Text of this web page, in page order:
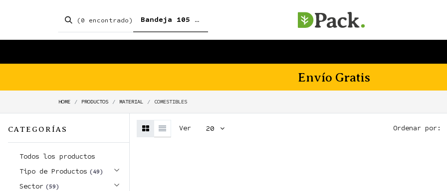
(0 encontrado)
SHOP!
Envío Gratis
HOME PRODUCTOS MATERIAL COMESTIBLES
CATEGORÍAS
Todos los productos
Tipo de Productos (49)
Sector (59)
Ordenar por:
Ver 20